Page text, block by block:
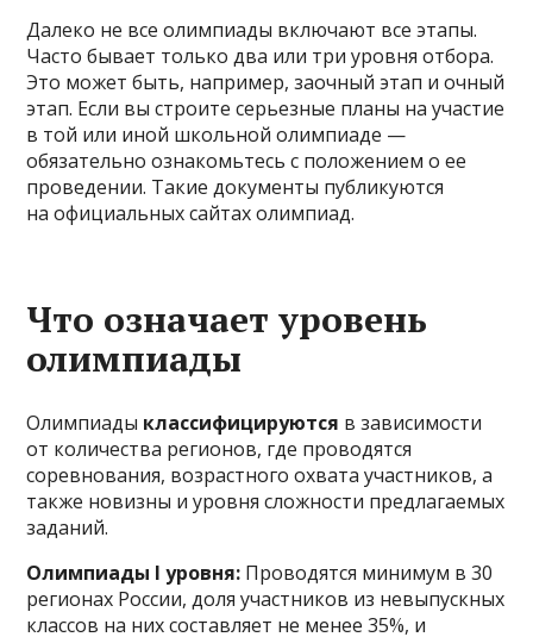
Далеко не все олимпиады включают все этапы.
Часто бывает только два или три уровня отбора.
Это может быть, например, заочный этап и очный
этап. Если вы строите серьезные планы на участие
в той или иной школьной олимпиаде —
обязательно ознакомьтесь с положением о ее
проведении. Такие документы публикуются
на официальных сайтах олимпиад.
Что означает уровень
олимпиады
Олимпиады классифицируются в зависимости
от количества регионов, где проводятся
соревнования, возрастного охвата участников, а
также новизны и уровня сложности предлагаемых
заданий.
Олимпиады I уровня: Проводятся минимум в 30
регионах России, доля участников из невыпускных
классов на них составляет не менее 35%, и